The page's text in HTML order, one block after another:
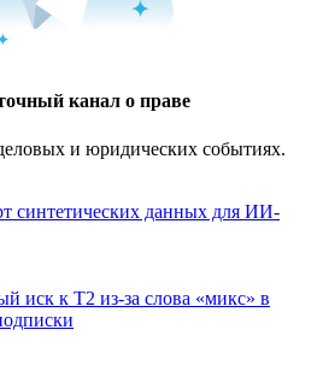
канал о праве
и юридических событиях.
синтетических данных для ИИ-
иск к Т2 из-за слова «микс» в